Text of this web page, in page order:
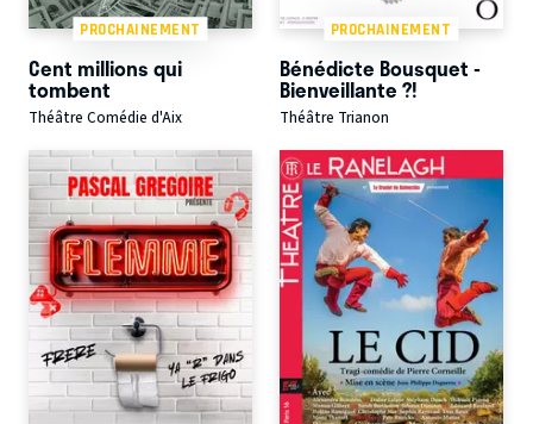
PROCHAINEMENT
Cent millions qui
tombent
Théâtre Comédie d'Aix
PROCHAINEMENT
Bénédicte Bousquet -
Bienveillante ?!
Théâtre Trianon